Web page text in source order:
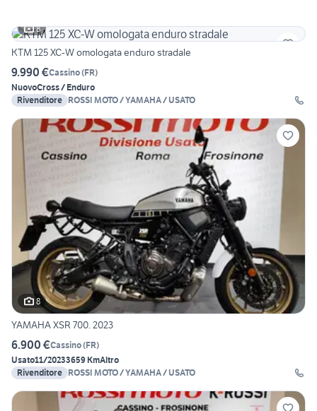
8
KTM 125 XC-W omologata enduro stradale
9.990 €Cassino(FR)
NuovoCross / Enduro
Rivenditore ROSSI MOTO / YAMAHA / USATO
8
YAMAHA XSR 700. 2023
6.900 €Cassino(FR)
Usato11/20233659 KmAltro
Rivenditore ROSSI MOTO / YAMAHA / USATO